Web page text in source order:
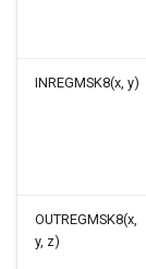
INREGMSK8(x, y)
OUTREGMSK8(x,
y, z)